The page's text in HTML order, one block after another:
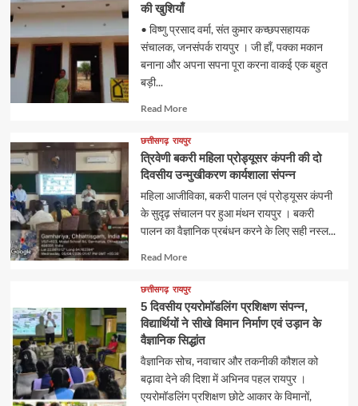
की खुशियाँ
• विष्णु प्रसाद वर्मा, संत कुमार कच्छपसहायक
संचालक, जनसंपर्क रायपुर । जी हाँ, पक्का मकान
बनाना और अपना सपना पूरा करना वाकई एक बहुत
बड़ी...
Read MoreRead
about
छत्तीसगढ़ रायपुर
त्रिवेणी बकरी महिला प्रोड्यूसर कंपनी की दो
दिवसीय उन्मुखीकरण कार्यशाला संपन्न
महिला आजीविका, बकरी पालन एवं प्रोड्यूसर कंपनी
के सुदृढ़ संचालन पर हुआ मंथन रायपुर । बकरी
पालन का वैज्ञानिक प्रबंधन करने के लिए सही नस्ल...
Read MoreRead
about
छत्तीसगढ़ रायपुर
5 दिवसीय एयरोमॉडलिंग प्रशिक्षण संपन्न,
विद्यार्थियों ने सीखे विमान निर्माण एवं उड़ान के
वैज्ञानिक सिद्धांत
वैज्ञानिक सोच, नवाचार और तकनीकी कौशल को
बढ़ावा देने की दिशा में अभिनव पहल रायपुर ।
एयरोमॉडलिंग प्रशिक्षण छोटे आकार के विमानों,